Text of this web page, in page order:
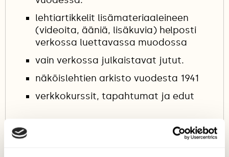
lehtiartikkelit lisämateriaaleineen
(videoita, ääniä, lisäkuvia) helposti
verkossa luettavassa muodossa
vain verkossa julkaistavat jutut.
näköislehtien arkisto vuodesta 1941
verkkokurssit, tapahtumat ja edut